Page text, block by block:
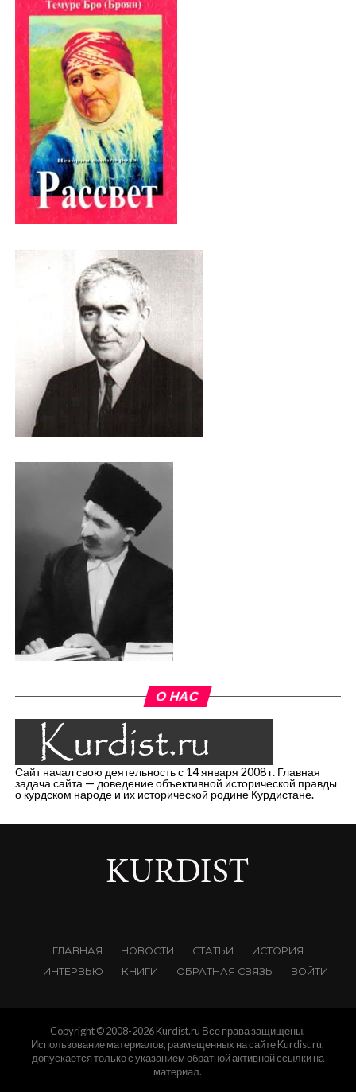
О НАС
Сайт начал свою деятельность с 14 января 2008 г. Главная
задача сайта — доведение объективной исторической правды
о курдском народе и их исторической родине Курдистане.
ГЛАВНАЯ НОВОСТИ СТАТЬИ
ИСТОРИЯ
ИНТЕРВЬЮ
КНИГИ ОБРАТНАЯ СВЯЗЬ ВОЙТИ
Copyright © 2008-2026 Kurdist.ru Все права защищены.
Использование материалов, размещенных на сайте Kurdist.ru,
допускается только с указанием обратной активной ссылки на
материал.